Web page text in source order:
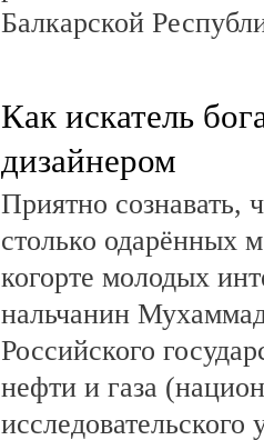
Балкарской
Как искатель
дизайнером
Приятно сознавать,
столько одарённых
когорте молодых
нальчанин
Российского
нефти и газа